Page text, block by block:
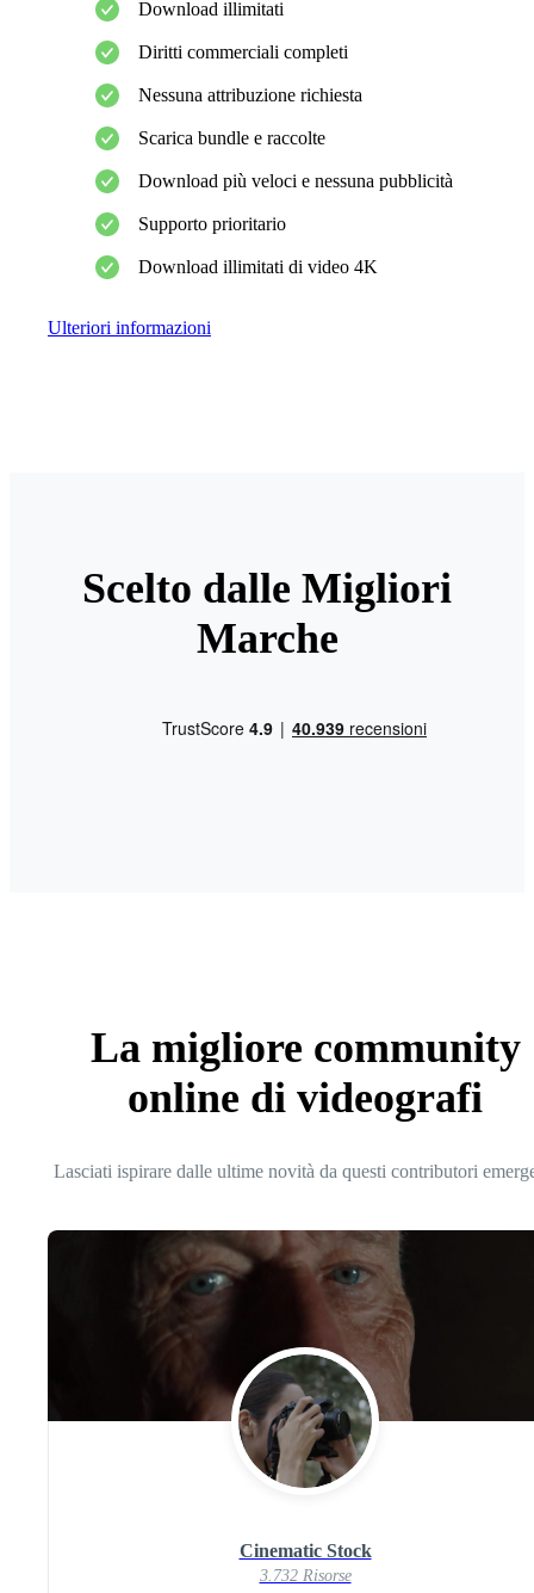
Download illimitati
Diritti commerciali completi
Nessuna attribuzione richiesta
Scarica bundle e raccolte
Download più veloci e nessuna pubblicità
Supporto prioritario
Download illimitati di video 4K
Ulteriori informazioni
Scelto dalle Migliori
Marche
La migliore community
online di videografi
Lasciati ispirare dalle ultime novità da questi contributori
Cinematic Stock
3.732 Risorse